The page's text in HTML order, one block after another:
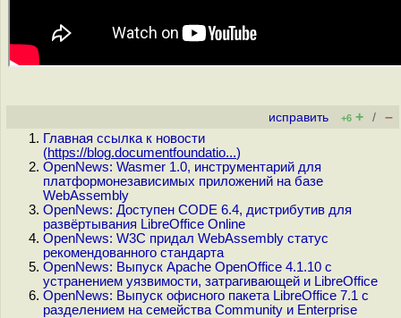
исправить +6 + / –
Главная ссылка к новости
(https://blog.documentfoundatio...)
OpenNews: Wasmer 1.0, инструментарий для
платформонезависимых приложений на базе
WebAssembly
OpenNews: Доступен CODE 6.4, дистрибутив для
развёртывания LibreOffice Online
OpenNews: W3C придал WebAssembly статус
рекомендованного стандарта
OpenNews: Выпуск Apache OpenOffice 4.1.10 с
устранением уязвимости, затрагивающей и LibreOffice
OpenNews: Выпуск офисного пакета LibreOffice 7.1 с
разделением на семейства Community и Enterprise